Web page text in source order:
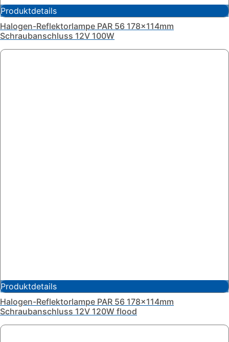
Produktdetails
Halogen-Reflektorlampe PAR 56 178x114mm
Schraubanschluss 12V 100W
Produktdetails
Halogen-Reflektorlampe PAR 56 178x114mm
Schraubanschluss 12V 120W flood